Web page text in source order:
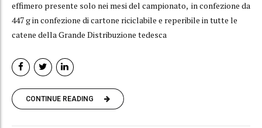
effimero presente solo nei mesi del campionato, in confezione da
447 g in confezione di cartone riciclabile e reperibile in tutte le
catene della Grande Distribuzione tedesca
CONTINUE READING